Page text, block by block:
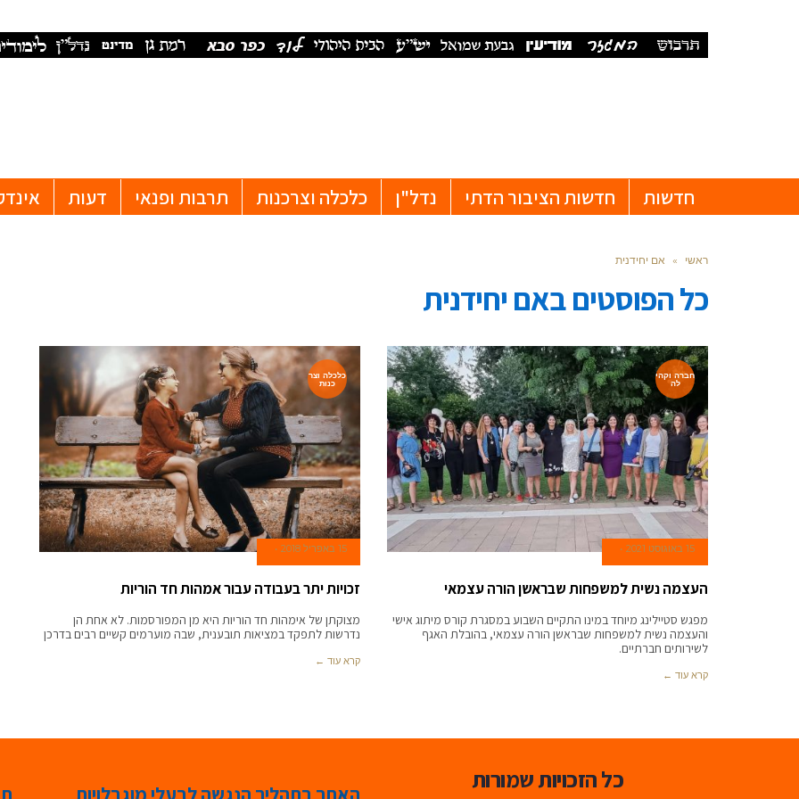
חדשות חדשות הציבור הדתי נדל"ן כלכלה וצרכנות תרבות ופנאי דעות
ראשי » אם יחידנית
כל הפוסטים באם יחידנית
חברה וקהי
לה
15 באוגוסט 2021
העצמה נשית למשפחות שבראשן הורה עצמאי
מפגש סטיילינג מיוחד במינו התקיים השבוע במסגרת קורס מיתוג אישי
והעצמה נשית למשפחות שבראשן הורה עצמאי, בהובלת האגף
לשירותים חברתיים.
קרא עוד ←
כלכלה וצר
כנות
15 באפריל 2018
זכויות יתר בעבודה עבור אמהות חד הוריות
מצוקתן של אימהות חד הוריות היא מן המפורסמות. לא אחת הן
נדרשות לתפקד במציאות תובענית, שבה מוערמים קשיים רבים בדרכן
קרא עוד ←
כל הזכויות שמורות